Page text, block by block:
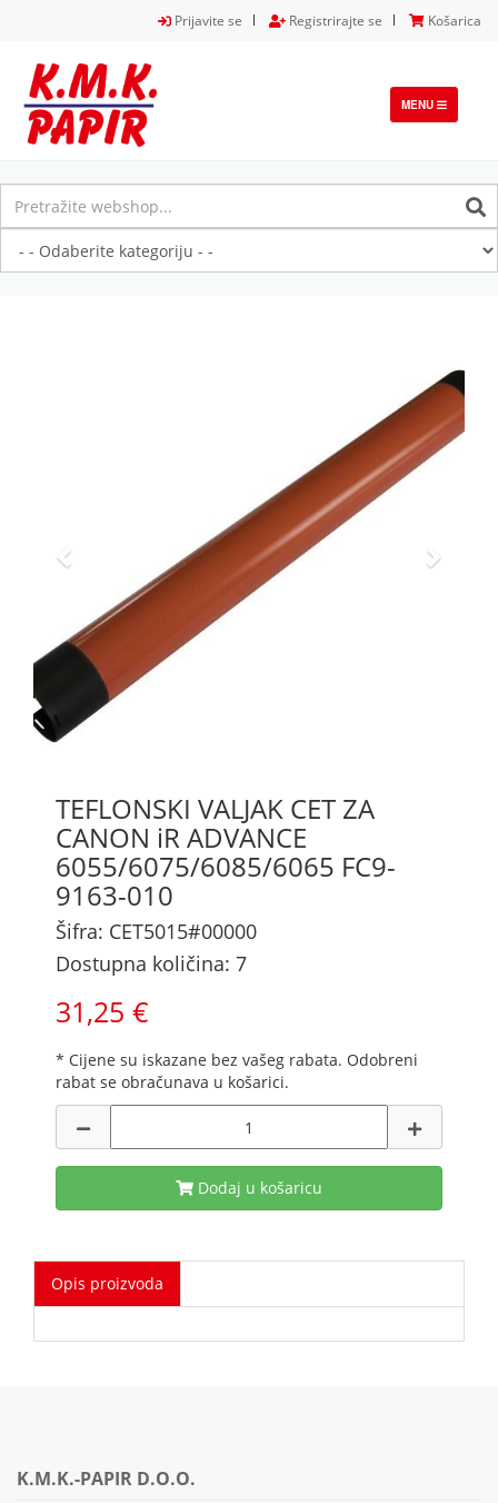
Prijavite se Registrirajte se Košarica
TOGGLE
NAVIGATION
MENU
TEFLONSKI VALJAK CET ZA
CANON iR ADVANCE
6055/6075/6085/6065 FC9-
9163-010
Šifra: CET5015#00000
Dostupna količina: 7
31,25 €
* Cijene su iskazane bez vašeg rabata. Odobreni
rabat se obračunava u košarici.
Dodaj u košaricu
Opis proizvoda
K.M.K.-PAPIR D.O.O.